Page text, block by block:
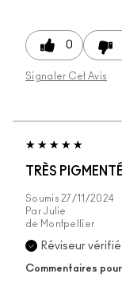
0
Signaler Cet Avis
TRÈS PIGMENTÉ
Soumis 27/11/2024
Par Julie
de Montpellier
Réviseur vérifié
Commentaires